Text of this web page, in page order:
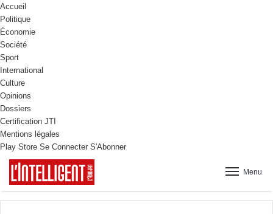
Accueil
Politique
Économie
Société
Sport
International
Culture
Opinions
Dossiers
Certification JTI
Mentions légales
Play Store Se Connecter S'Abonner
Menu